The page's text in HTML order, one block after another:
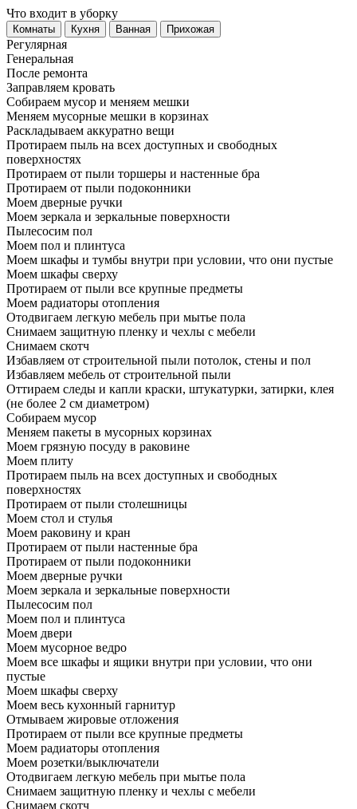
Что входит в уборку
Регу­лярная
Гене­ральная
После ремонта
Заправляем кровать
Собираем мусор и меняем мешки
Меняем мусорные мешки в корзинах
Раскладываем аккуратно вещи
Протираем пыль на всех доступных и свободных
поверхностях
Протираем от пыли торшеры и настенные бра
Протираем от пыли подоконники
Моем дверные ручки
Моем зеркала и зеркальные поверхности
Пылесосим пол
Моем пол и плинтуса
Моем шкафы и тумбы внутри при условии, что они пустые
Моем шкафы сверху
Протираем от пыли все крупные предметы
Моем радиаторы отопления
Отодвигаем легкую мебель при мытье пола
Снимаем защитную пленку и чехлы с мебели
Снимаем скотч
Избавляем от строительной пыли потолок, стены и пол
Избавляем мебель от строительной пыли
Оттираем следы и капли краски, штукатурки, затирки, клея
(не более 2 см диаметром)
Собираем мусор
Меняем пакеты в мусорных корзинах
Моем грязную посуду в раковине
Моем плиту
Протираем пыль на всех доступных и свободных
поверхностях
Протираем от пыли столешницы
Моем стол и стулья
Моем раковину и кран
Протираем от пыли настенные бра
Протираем от пыли подоконники
Моем дверные ручки
Моем зеркала и зеркальные поверхности
Пылесосим пол
Моем пол и плинтуса
Моем двери
Моем мусорное ведро
Моем все шкафы и ящики внутри при условии, что они
пустые
Моем шкафы сверху
Моем весь кухонный гарнитур
Отмываем жировые отложения
Протираем от пыли все крупные предметы
Моем радиаторы отопления
Моем розетки/выключатели
Отодвигаем легкую мебель при мытье пола
Снимаем защитную пленку и чехлы с мебели
Снимаем скотч